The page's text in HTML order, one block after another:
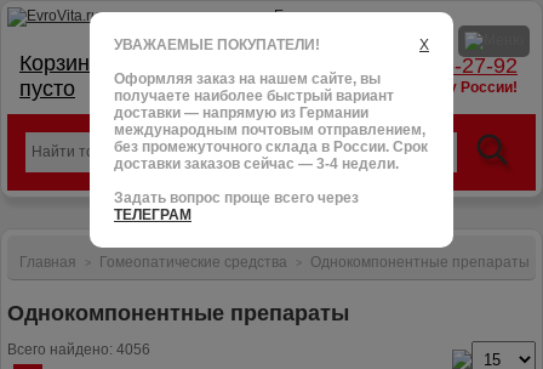
тел.: +7 (966) 095-27-92
доставим в любую точку России!
Корзина:
пусто
X
УВАЖАЕМЫЕ ПОКУПАТЕЛИ!
Оформляя заказ на нашем сайте, вы
получаете наиболее быстрый вариант
доставки — напрямую из Германии
международным почтовым отправлением,
без промежуточного склада в России. Срок
доставки заказов сейчас — 3-4 недели.
Задать вопрос проще всего через
ТЕЛЕГРАМ
Главная > Гомеопатические средства > Однокомпонентные препараты
Однокомпонентные препараты
Всего найдено: 4056